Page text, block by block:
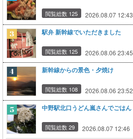
閲覧総数 125 2026.08.07 12:43
駅弁 新幹線でいただきました
閲覧総数 125 2026.08.06 23:45
新幹線からの景色・夕焼け
閲覧総数 108 2026.08.06 23:52
中野駅北口うどん嵐さんでごはん
閲覧総数 29 2026.08.07 12:46